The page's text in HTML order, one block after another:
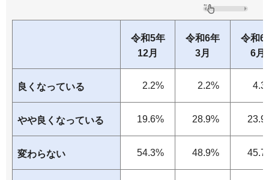
令和5年
12月
令和6年
3月
令和6
6月
良くなっている 2.2% 2.2%
やや良くなっている 19.6% 28.9%
変わらない 54.3% 48.9%